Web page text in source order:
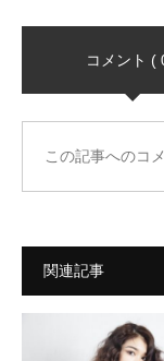
コメント (
この記事へのコ
関連記事